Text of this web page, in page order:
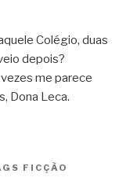
Colégio, duas
depois?
me parece
Dona Leca.
FICÇÃO